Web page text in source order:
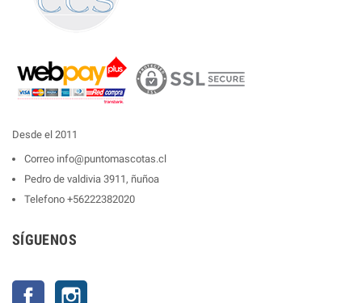
Desde el 2011
Correo info@puntomascotas.cl
Pedro de valdivia 3911, ñuñoa
Telefono +56222382020
SÍGUENOS
Facebook